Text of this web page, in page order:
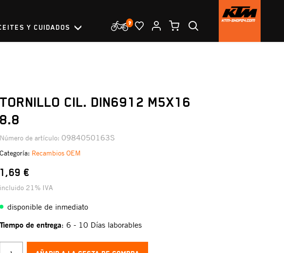
Y CUIDADOS
TORNILLO CIL. DIN6912 M5X16
8.8
Número de artículo: 0984050163S
Categoría: Recambios OEM
1,69 €
incluido 21% IVA
disponible de inmediato
Tiempo de entrega: 6 - 10 Días laborables